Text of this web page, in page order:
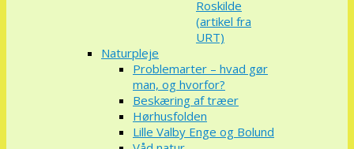
Roskilde
(artikel fra
URT)
Naturpleje
Problemarter – hvad gør
man, og hvorfor?
Beskæring af træer
Hørhusfolden
Lille Valby Enge og Bolund